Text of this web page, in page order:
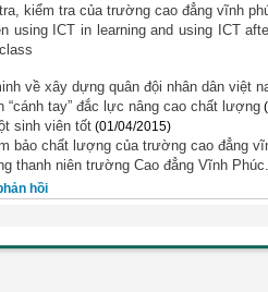
kiểm tra của trường cao đẳng vĩnh
using ICT in learning and using ICT
về xây dựng quân đội nhân dân việt
“cánh tay” đắc lực nâng cao chất lượng
sinh viên tốt (01/04/2015)
bảo chất lượng của trường cao đẳng
thanh niên trường Cao đẳng Vĩnh Phúc.
hồi